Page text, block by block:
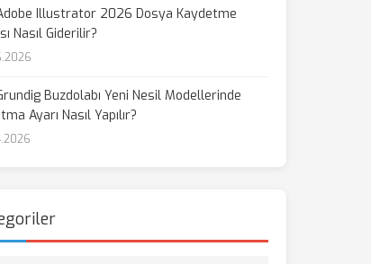
Illustrator 2026 Dosya Kaydetme
Nasıl Giderilir?
Buzdolabı Yeni Nesil Modellerinde
Ayarı Nasıl Yapılır?